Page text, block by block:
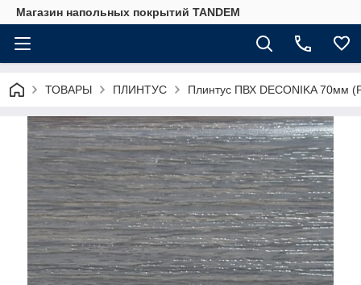
Магазин напольных покрытий TANDEM
ТОВАРЫ ПЛИНТУС Плинтус ПВХ DECONIKA 70мм